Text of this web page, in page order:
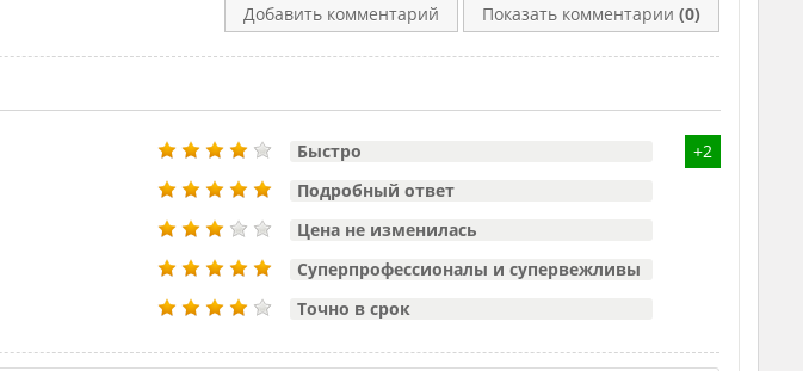
Добавить комментарий Показать комментарии (0)
+2
Быстро
Подробный ответ
Цена не изменилась
Суперпрофессионалы и супервежливы
Точно в срок